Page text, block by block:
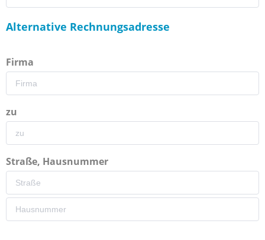
Alternative Rechnungsadresse
Firma
zu
Straße, Hausnummer